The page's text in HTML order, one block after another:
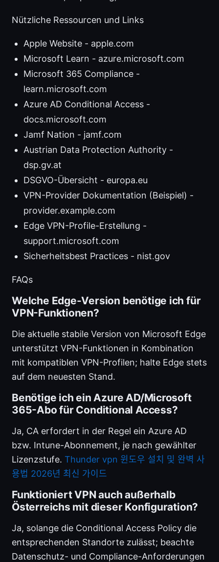
Nützliche Ressourcen und Links
Apple Website - apple.com
Microsoft Learn - azure.microsoft.com
Microsoft 365 Compliance -
learn.microsoft.com
Azure AD Conditional Access -
docs.microsoft.com
Jamf Nation - jamf.com
Austrian Data Protection Authority -
dsp.gv.at
DSGVO-Übersicht - europa.eu
VPN-Provider Dokumentation (Beispiel) -
provider.example.com
Edge VPN-Profile-Erstellung -
support.microsoft.com
Sicherheitsbest Practices - nist.gov
FAQs
Welche Edge-Version benötige ich für
VPN-Funktionen?
Die aktuelle stabile Version von Microsoft Edge
unterstützt VPN-Funktionen in Kombination
mit kompatiblen VPN-Profilen; halte Edge stets
auf dem neuesten Stand.
Benötige ich ein Azure AD/Microsoft
365-Abo für Conditional Access?
Ja, CA erfordert in der Regel ein Azure AD
bzw. Intune-Abonnement, je nach gewählter
Lizenzstufe. Thunder vpn 윈도우 설치 및 완벽 사
용법 2026년 최신 가이드
Funktioniert VPN auch außerhalb
Österreichs mit dieser Konfiguration?
Ja, solange die Conditional Access Policy die
entsprechenden Standorte zulässt; beachte
Datenschutz- und Compliance-Anforderungen